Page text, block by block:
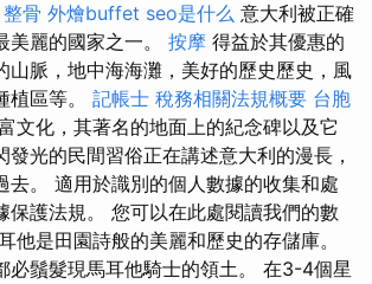
骨 外燴buffet seo是什么 意大利被正確
美麗的國家之一。 按摩 得益於其優惠的
山脈，地中海海灘，美好的歷史歷史，風
植區等。 記帳士 稅務相關法規概要 台胞
文化，其著名的地面上的紀念碑以及它
發光的民間習俗正在講述意大利的漫長，
去。 適用於識別的個人數據的收集和處
保護法規。 您可以在此處閱讀我們的數
他是田園詩般的美麗和歷史的存儲庫。
必鬚髮現馬耳他騎士的領土。 在3-4個星